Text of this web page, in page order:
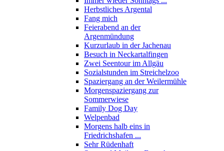
Herbstliches Argental
Fang mich
Feierabend an der
Argenmündung
Kurzurlaub in der Jachenau
Besuch in Neckartalfingen
Zwei Seentour im Allgäu
Sozialstunden im Streichelzoo
Spaziergang an der Weilermühle
Morgenspaziergang zur
Sommerwiese
Family Dog Day
Welpenbad
Morgens halb eins in
Friedrichshafen ...
Sehr Rüdenhaft